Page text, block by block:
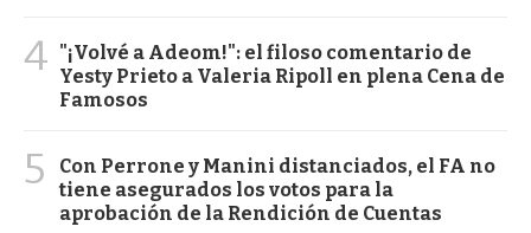
4 "¡Volvé a Adeom!": el filoso comentario de
Yesty Prieto a Valeria Ripoll en plena Cena de
Famosos
5
Con Perrone y Manini distanciados, el FA no
tiene asegurados los votos para la
aprobación de la Rendición de Cuentas